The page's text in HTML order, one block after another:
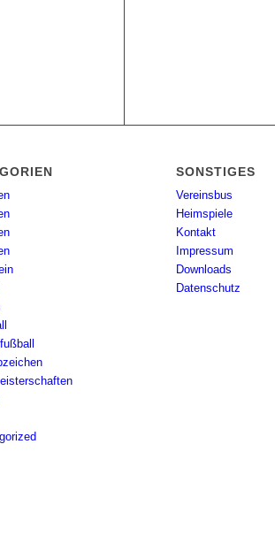
SONSTIGES
Vereinsbus
Heimspiele
Kontakt
Impressum
Downloads
Datenschutz